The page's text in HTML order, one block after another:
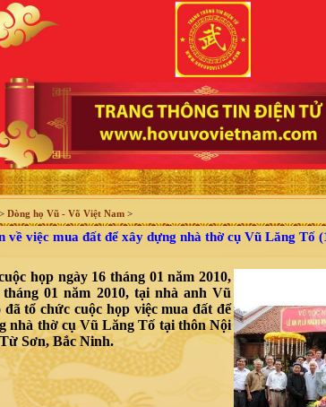
> Dòng họ Vũ - Võ Việt Nam >
về việc mua đất để xây dựng nhà thờ cụ Vũ Lăng Tố
họp ngày 16 tháng 01 năm 2010,
tháng 01 năm 2010, tại nhà anh Vũ
tổ chức cuộc họp việc mua đất để
nhà thờ cụ Vũ Lăng Tố tại thôn Nội
Sơn, Bắc Ninh.